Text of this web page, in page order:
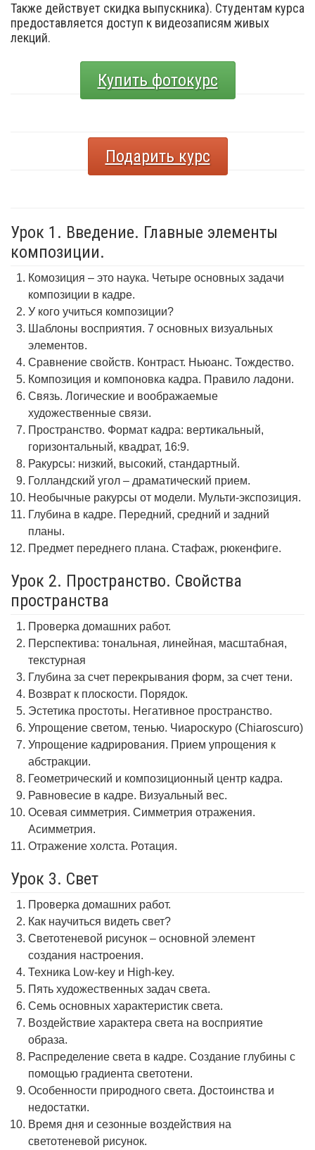
Также действует скидка выпускника). Студентам курса
предоставляется доступ к видеозаписям живых
лекций.
Купить фотокурс
Подарить курс
Урок 1. Введение. Главные элементы
композиции.
Комозиция – это наука. Четыре основных задачи
композиции в кадре.
У кого учиться композиции?
Шаблоны восприятия. 7 основных визуальных
элементов.
Сравнение свойств. Контраст. Ньюанс. Тождество.
Композиция и компоновка кадра. Правило ладони.
Связь. Логические и воображаемые
художественные связи.
Пространство. Формат кадра: вертикальный,
горизонтальный, квадрат, 16:9.
Ракурсы: низкий, высокий, стандартный.
Голландский угол – драматический прием.
Необычные ракурсы от модели. Мульти-экспозиция.
Глубина в кадре. Передний, средний и задний
планы.
Предмет переднего плана. Стафаж, рюкенфиге.
Урок 2. Пространство. Свойства
пространства
Проверка домашних работ.
Перспектива: тональная, линейная, масштабная,
текстурная
Глубина за счет перекрывания форм, за счет тени.
Возврат к плоскости. Порядок.
Эстетика простоты. Негативное пространство.
Упрощение светом, тенью. Чиароскуро (Chiaroscuro)
Упрощение кадрирования. Прием упрощения к
абстракции.
Геометрический и композиционный центр кадра.
Равновесие в кадре. Визуальный вес.
Осевая симметрия. Симметрия отражения.
Асимметрия.
Отражение холста. Ротация.
Урок 3. Свет
Проверка домашних работ.
Как научиться видеть свет?
Светотеневой рисунок – основной элемент
создания настроения.
Техника Low-key и High-key.
Пять художественных задач света.
Семь основных характеристик света.
Воздействие характера света на восприятие
образа.
Распределение света в кадре. Создание глубины с
помощью градиента светотени.
Особенности природного света. Достоинства и
недостатки.
Время дня и сезонные воздействия на
светотеневой рисунок.